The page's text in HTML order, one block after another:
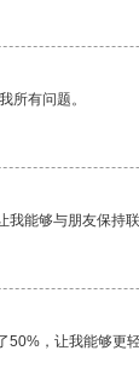
所有问题。
能够与朋友保持
50%，让我能够更